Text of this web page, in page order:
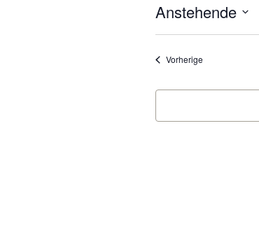
Anstehende
VorherigeVeranstaltungen